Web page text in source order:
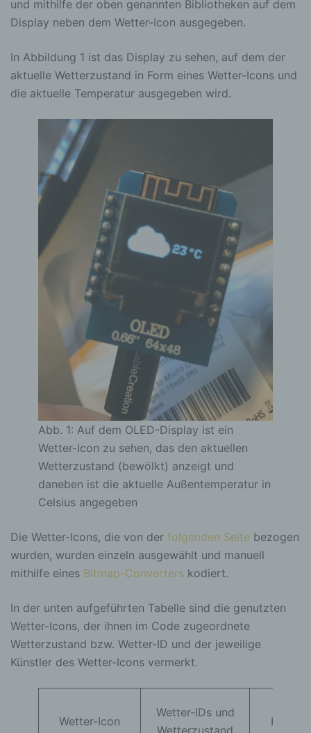
und mithilfe der oben genannten Bibliotheken auf dem
Display neben dem Wetter-Icon ausgegeben.
In Abbildung 1 ist das Display zu sehen, auf dem der
aktuelle Wetterzustand in Form eines Wetter-Icons und
die aktuelle Temperatur ausgegeben wird.
Abb. 1: Auf dem OLED-Display ist ein
Wetter-Icon zu sehen, das den aktuellen
Wetterzustand (bewölkt) anzeigt und
daneben ist die aktuelle Außentemperatur in
Celsius angegeben
Die Wetter-Icons, die von der folgenden Seite bezogen
wurden, wurden einzeln ausgewählt und manuell
mithilfe eines Bitmap-Converters kodiert.
In der unten aufgeführten Tabelle sind die genutzten
Wetter-Icons, der ihnen im Code zugeordnete
Wetterzustand bzw. Wetter-ID und der jeweilige
Künstler des Wetter-Icons vermerkt.
Wetter-Icon
Wetter-IDs und